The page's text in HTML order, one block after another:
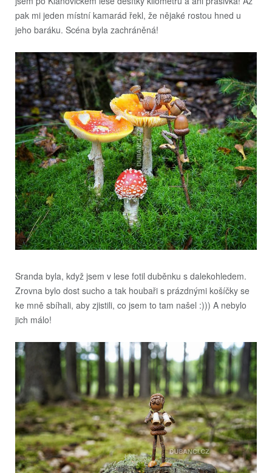
pak mi jeden místní kamarád řekl, že nějaké rostou hned u
jeho baráku. Scéna byla zachráněná!
Sranda byla, když jsem v lese fotil duběnku s dalekohledem.
Zrovna bylo dost sucho a tak houbaři s prázdnými košíčky se
ke mně sbíhali, aby zjistili, co jsem to tam našel :))) A nebylo
jich málo!